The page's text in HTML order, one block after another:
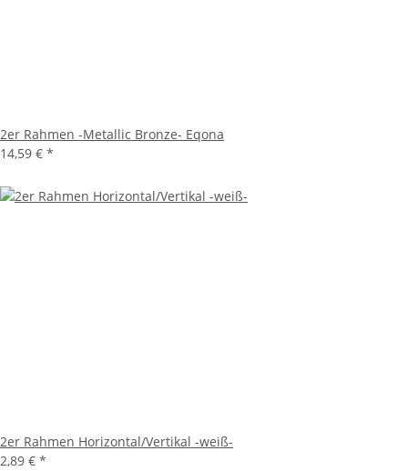
2er Rahmen -Metallic Bronze- Eqona
14,59 € *
2er Rahmen Horizontal/Vertikal -weiß-
2,89 € *